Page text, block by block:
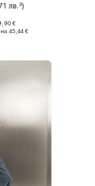
лв.³)
€
45,44 €